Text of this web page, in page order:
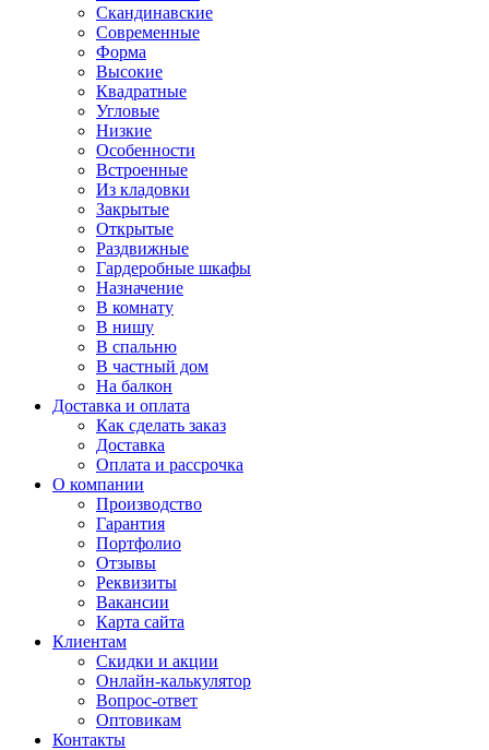
Скандинавские
Современные
Форма
Высокие
Квадратные
Угловые
Низкие
Особенности
Встроенные
Из кладовки
Закрытые
Открытые
Раздвижные
Гардеробные шкафы
Назначение
В комнату
В нишу
В спальню
В частный дом
На балкон
Доставка и оплата
Как сделать заказ
Доставка
Оплата и рассрочка
О компании
Производство
Гарантия
Портфолио
Отзывы
Реквизиты
Вакансии
Карта сайта
Клиентам
Скидки и акции
Онлайн-калькулятор
Вопрос-ответ
Оптовикам
Контакты